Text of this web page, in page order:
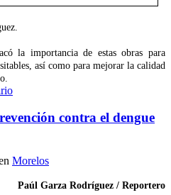
la importancia de estas obras para
así como para mejorar la calidad
contra el dengue
Morelos
Paúl Garza Rodríguez / Reportero